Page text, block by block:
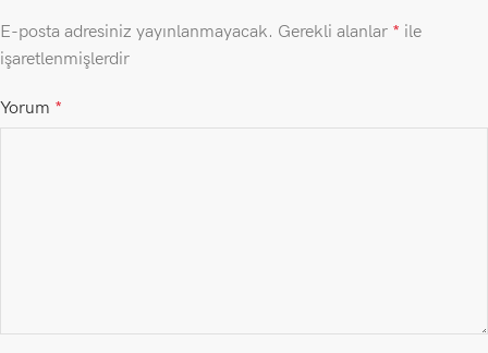
E-posta adresiniz yayınlanmayacak. Gerekli alanlar * ile
işaretlenmişlerdir
Yorum *